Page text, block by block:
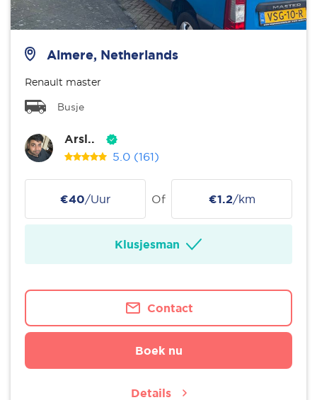
Almere, Netherlands
Renault master
Busje
Arsl..
5.0 (161)
€40/Uur Of €1.2/km
Klusjesman
Contact
Boek nu
Details